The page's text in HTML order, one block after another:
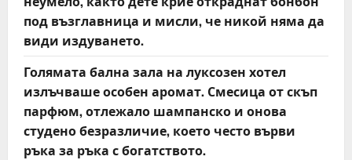
под възглавница и мисли, че никой няма да
види издуването.
Голямата бална зала на луксозен хотел
излъчваше особен аромат. Смесица от скъп
парфюм, отлежало шампанско и онова
студено безразличие, което често върви
ръка за ръка с богатството.